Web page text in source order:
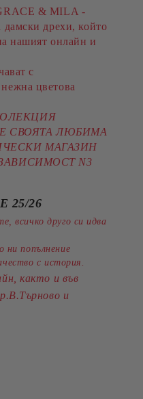
& MILA -
дамски дрехи, който
нашият онлайн и
с
цветова
СВОЯТА ЛЮБИМА
МАГАЗИН
N3
25/26
всичко друго си идва
ни попълнение
с история.
както и във
и